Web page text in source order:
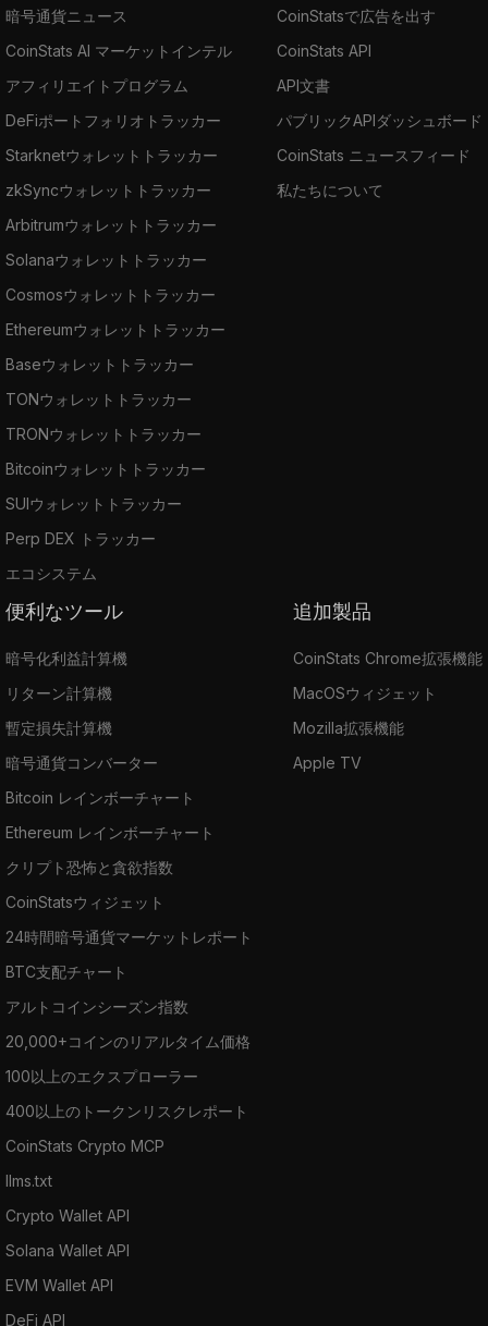
暗号通貨ニュース
CoinStats AI マーケットインテル
アフィリエイトプログラム
DeFiポートフォリオトラッカー
Starknetウォレットトラッカー
zkSyncウォレットトラッカー
Arbitrumウォレットトラッカー
Solanaウォレットトラッカー
Cosmosウォレットトラッカー
Ethereumウォレットトラッカー
Baseウォレットトラッカー
TONウォレットトラッカー
TRONウォレットトラッカー
Bitcoinウォレットトラッカー
SUIウォレットトラッカー
Perp DEX トラッカー
エコシステム
CoinStatsで広告を出す
CoinStats API
API文書
パブリックAPIダッシュボード
CoinStats ニュースフィード
私たちについて
便利なツール
暗号化利益計算機
リターン計算機
暫定損失計算機
暗号通貨コンバーター
Bitcoin レインボーチャート
Ethereum レインボーチャート
クリプト恐怖と貪欲指数
CoinStatsウィジェット
24時間暗号通貨マーケットレポート
BTC支配チャート
アルトコインシーズン指数
20,000+コインのリアルタイム価格
100以上のエクスプローラー
400以上のトークンリスクレポート
CoinStats Crypto MCP
llms.txt
Crypto Wallet API
Solana Wallet API
EVM Wallet API
DeFi API
追加製品
CoinStats Chrome拡張機能
MacOSウィジェット
Mozilla拡張機能
Apple TV